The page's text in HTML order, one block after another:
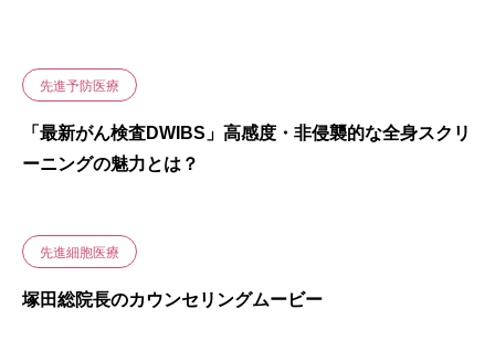
先進予防医療
「最新がん検査DWIBS」高感度・非侵襲的な全身スクリ
ーニングの魅力とは？
先進細胞医療
塚田総院長のカウンセリングムービー